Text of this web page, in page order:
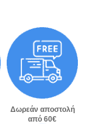
Δωρεάν αποστολή
από 60€